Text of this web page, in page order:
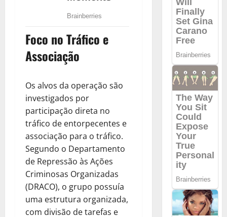
Foco no Tráfico e
Associação
Os alvos da operação são
investigados por
participação direta no
tráfico de entorpecentes e
associação para o tráfico.
Segundo o Departamento
de Repressão às Ações
Criminosas Organizadas
(DRACO), o grupo possuía
uma estrutura organizada,
com divisão de tarefas e